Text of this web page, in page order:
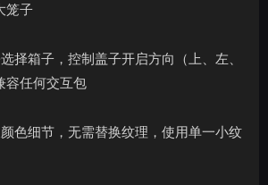
笼子
择箱子，控制盖子开启方向（上、左、
容任何交互包
色细节，无需替换纹理，使用单一小纹